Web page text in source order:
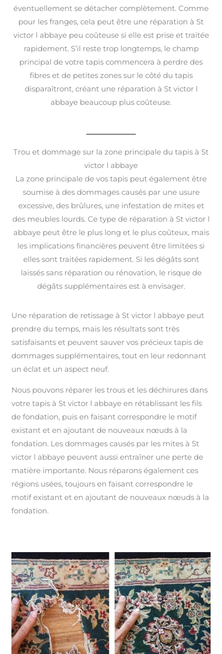
éventuellement se détacher complètement. Comme
pour les franges, cela peut être une réparation à St
victor l abbaye peu coûteuse si elle est prise et traitée
rapidement. S’il reste trop longtemps, le champ
principal de votre tapis commencera à perdre des
fibres et de petites zones sur le côté du tapis
disparaîtront, créant une réparation à St victor l
abbaye beaucoup plus coûteuse.
Trou et dommage sur la zone principale du tapis à St
victor l abbaye
La zone principale de vos tapis peut également être
soumise à des dommages causés par une usure
excessive, des brûlures, une infestation de mites et
des meubles lourds. Ce type de réparation à St victor l
abbaye peut être le plus long et le plus coûteux, mais
les implications financières peuvent être limitées si
elles sont traitées rapidement. Si les dégâts sont
laissés sans réparation ou rénovation, le risque de
dégâts supplémentaires est à envisager.
Une réparation de retissage à St victor l abbaye peut
prendre du temps, mais les résultats sont très
satisfaisants et peuvent sauver vos précieux tapis de
dommages supplémentaires, tout en leur redonnant
un éclat et un aspect neuf.
Nous pouvons réparer les trous et les déchirures dans
votre tapis à St victor l abbaye en rétablissant les fils
de fondation, puis en faisant correspondre le motif
existant et en ajoutant de nouveaux nœuds à la
fondation. Les dommages causés par les mites à St
victor l abbaye peuvent aussi entraîner une perte de
matière importante. Nous réparons également ces
régions usées, toujours en faisant correspondre le
motif existant et en ajoutant de nouveaux nœuds à la
fondation.